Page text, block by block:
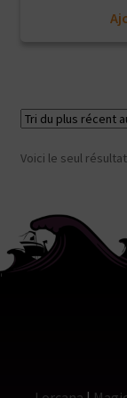
Voici le seul résultat